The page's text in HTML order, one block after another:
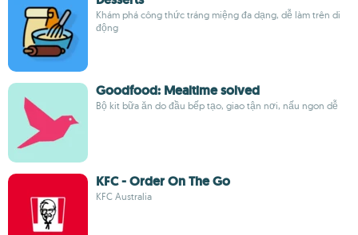
Khám phá công thức tráng miệng đa dạng, dễ làm trên di
động
Goodfood: Mealtime solved
Bộ kit bữa ăn do đầu bếp tạo, giao tận nơi, nấu ngon dễ
KFC - Order On The Go
KFC Australia